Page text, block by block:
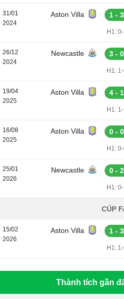
31/01
2024
Aston Villa 1 - 3
H1:
26/12
2024
Newcastle 3 - 0
H1:
19/04
2025
Aston Villa 4 - 1
H1:
16/08
2025
Aston Villa 0 - 0
H1:
25/01
2026
Newcastle 0 - 2
H1:
CÚP
15/02
2026
Aston Villa 1 - 3
H1:
Thành tích gần